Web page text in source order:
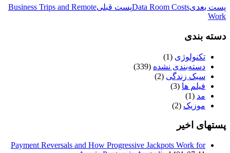
پست بعدیData Room Costsپست قبلیBusiness Trips and Remote
Work
دسته بندی
تکنولوژی (1)
دسته‌بندی نشده (339)
سبک زندگی (2)
فیلم ها (3)
مد (1)
موزیک (2)
پستهای اخیر
Payment Reversals and How Progressive Jackpots Work for